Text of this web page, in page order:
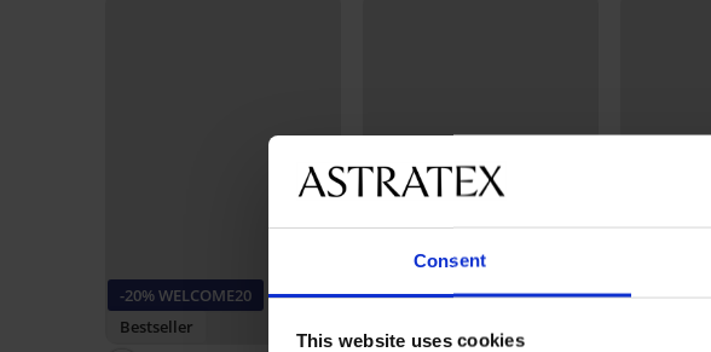
Consent
This website uses cookies
-20% WELCOME20
Bestseller
-20% WELCOME20